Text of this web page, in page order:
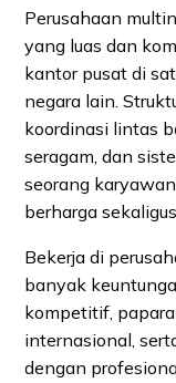
Perusahaan
yang luas dan
kantor pusat di
negara lain.
koordinasi lintas
seragam, dan
seorang
berharga
Bekerja di
banyak
kompetitif,
internasional,
dengan